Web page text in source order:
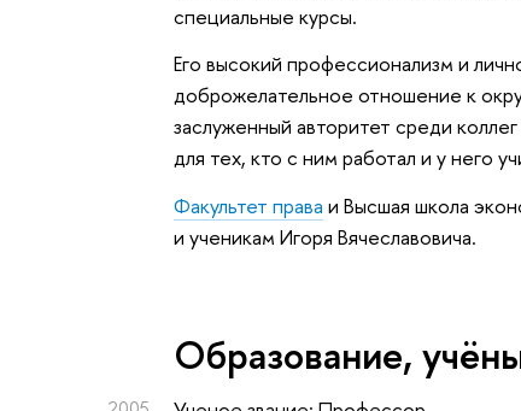
специальные курсы.
Его высокий профессионализм и
доброжелательное отношение к
заслуженный авторитет среди
для тех, кто с ним работал и у него
Факультет права и Высшая школа
и ученикам Игоря Вячеславовича.
Oбразование,